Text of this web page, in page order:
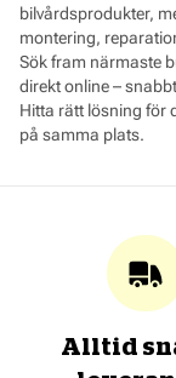
bilvårdsprodukter,
montering,
Sök fram närmaste
direkt online –
Hitta rätt lösning för
på samma plats.
Alltid